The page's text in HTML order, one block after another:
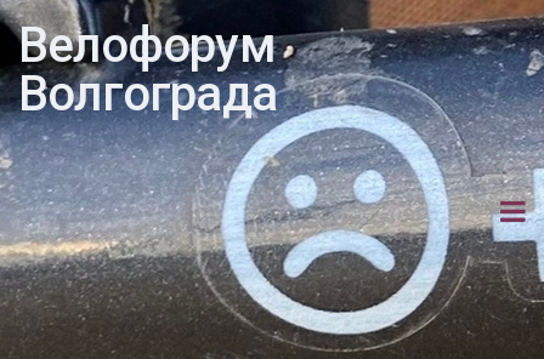
Велофорум
Волгограда